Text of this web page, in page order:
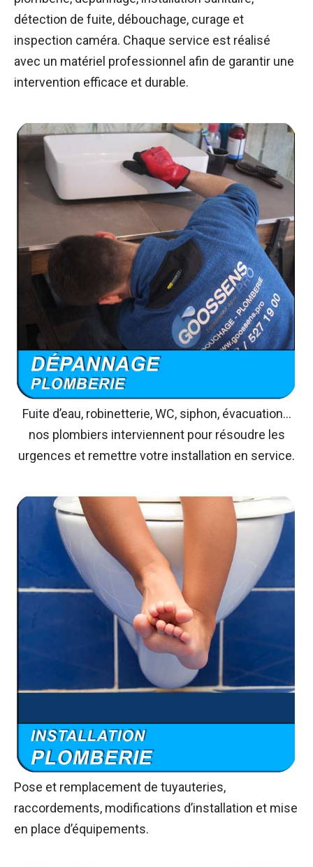
détection de fuite, débouchage, curage et
inspection caméra. Chaque service est réalisé
avec un matériel professionnel afin de garantir une
intervention efficace et durable.
Fuite d’eau, robinetterie, WC, siphon, évacuation…
nos plombiers interviennent pour résoudre les
urgences et remettre votre installation en service.
Pose et remplacement de tuyauteries,
raccordements, modifications d’installation et mise
en place d’équipements.